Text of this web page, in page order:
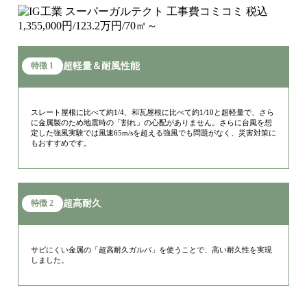
特徴 1 超軽量＆耐風性能
スレート屋根に比べて約1/4、和瓦屋根に比べて約1/10と超軽量で、さら
に金属製のため地震時の「割れ」の心配がありません。さらに台⾵を想
定した強⾵実験では⾵速65m/sを超える強⾵でも問題がなく、災害対策に
もおすすめです。
特徴 2 超高耐久
サビにくい金属の「超高耐久ガルバ」を使うことで、高い耐久性を実現
しました。